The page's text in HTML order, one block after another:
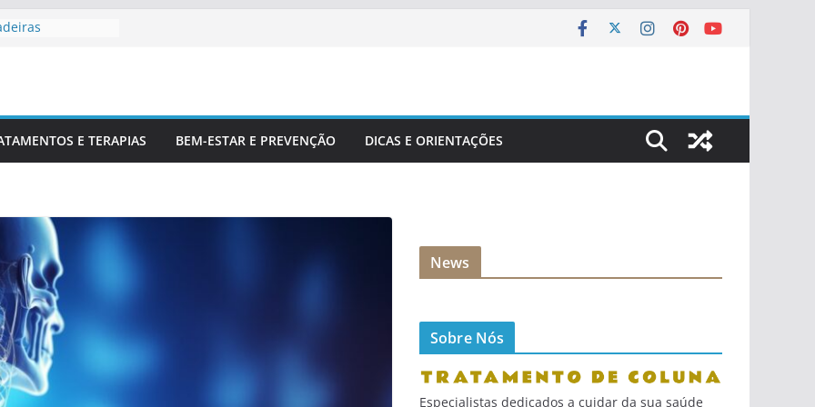
Corretamente DaE TERAPIAS BEM-ESTAR E PREVENÇÃO DICAS E ORIENTAÇÕES
News
Sobre Nós
Especialistas dedicados a cuidar da sua saúde